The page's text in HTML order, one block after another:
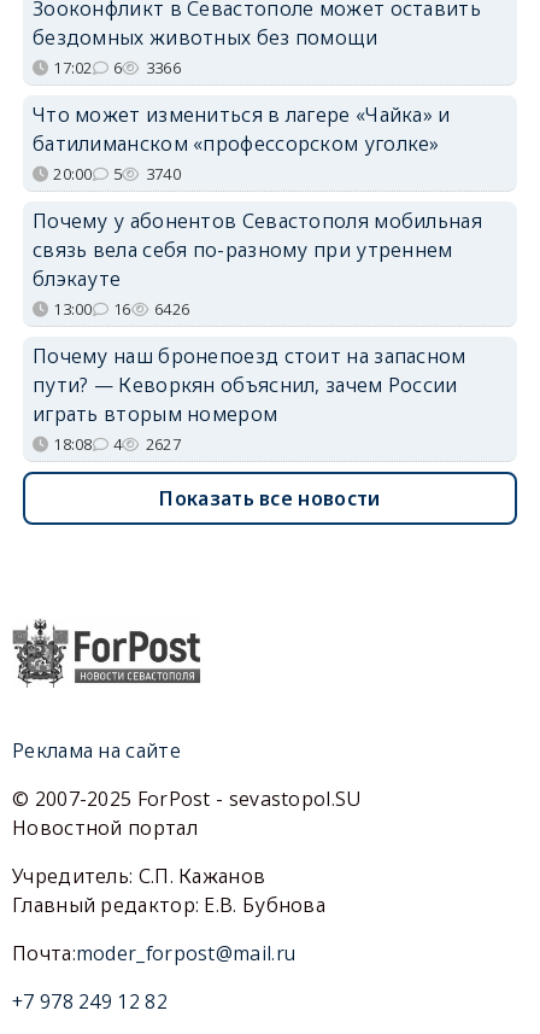
Зооконфликт в Севастополе может оставить
бездомных животных без помощи
17:02 6 3366
Что может измениться в лагере «Чайка» и
батилиманском «профессорском уголке»
20:00 5 3740
Почему у абонентов Севастополя мобильная
связь вела себя по-разному при утреннем
блэкауте
13:00 16 6426
Почему наш бронепоезд стоит на запасном
пути? — Кеворкян объяснил, зачем России
играть вторым номером
18:08 4 2627
Показать все новости
Реклама на сайте
© 2007-2025 ForPost - sevastopol.SU
Новостной портал
Учредитель: С.П. Кажанов
Главный редактор: Е.В. Бубнова
Почта:moder_forpost@mail.ru
+7 978 249 12 82